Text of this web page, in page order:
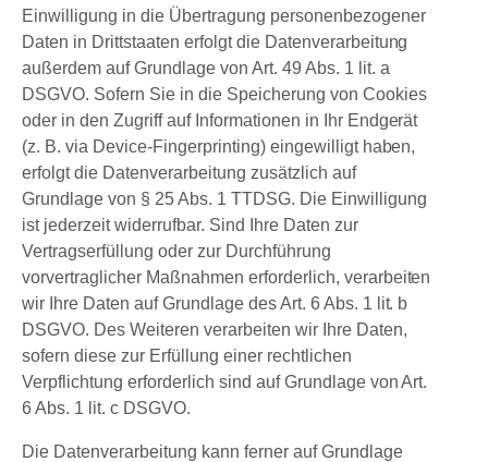
Einwilligung in die Übertragung personenbezogener
Daten in Drittstaaten erfolgt die Datenverarbeitung
außerdem auf Grundlage von Art. 49 Abs. 1 lit. a
DSGVO. Sofern Sie in die Speicherung von Cookies
oder in den Zugriff auf Informationen in Ihr Endgerät
(z. B. via Device-Fingerprinting) eingewilligt haben,
erfolgt die Datenverarbeitung zusätzlich auf
Grundlage von § 25 Abs. 1 TTDSG. Die Einwilligung
ist jederzeit widerrufbar. Sind Ihre Daten zur
Vertragserfüllung oder zur Durchführung
vorvertraglicher Maßnahmen erforderlich, verarbeiten
wir Ihre Daten auf Grundlage des Art. 6 Abs. 1 lit. b
DSGVO. Des Weiteren verarbeiten wir Ihre Daten,
sofern diese zur Erfüllung einer rechtlichen
Verpflichtung erforderlich sind auf Grundlage von Art.
6 Abs. 1 lit. c DSGVO.
Die Datenverarbeitung kann ferner auf Grundlage